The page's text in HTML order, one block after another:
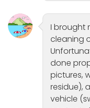
I brought
cleaning
done
pictures,
residue),
vehicle